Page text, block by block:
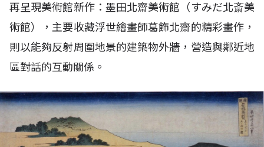
再呈現美術館新作：墨田北齋美術館（すみだ北斎美
術館），主要收藏浮世繪畫師葛飾北齋的精彩畫作，
則以能夠反射周圍地景的建築物外牆，營造與鄰近地
區對話的互動關係。